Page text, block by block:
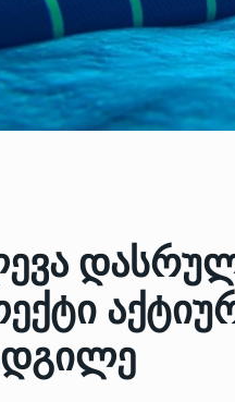
6
ოთარ
ᲔᲙᲝᲜᲝᲛᲘᲙᲐ
ᲔᲙᲝᲜᲝᲛᲘᲙᲐ
8